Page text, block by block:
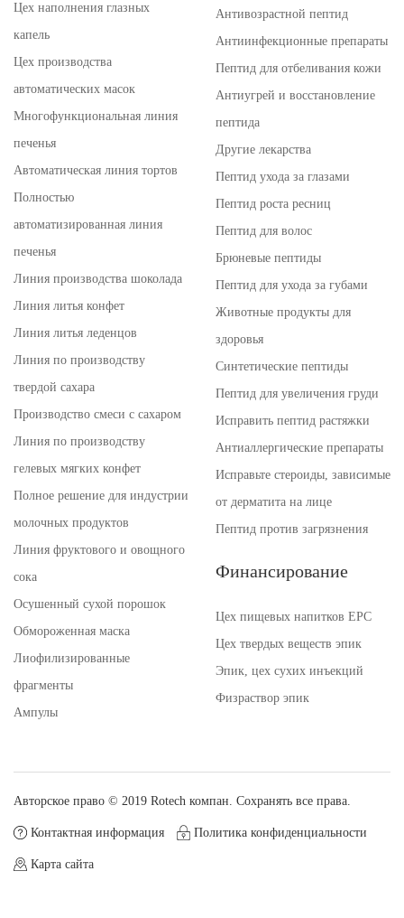
Цех наполнения глазных
капель
Цех производства
автоматических масок
Многофункциональная линия
печенья
Автоматическая линия тортов
Полностью
автоматизированная линия
печенья
Линия производства шоколада
Линия литья конфет
Линия литья леденцов
Линия по производству
твердой сахара
Производство смеси с сахаром
Линия по производству
гелевых мягких конфет
Полное решение для индустрии
молочных продуктов
Линия фруктового и овощного
сока
Осушенный сухой порошок
Обмороженная маска
Лиофилизированные
фрагменты
Ампулы
Антивозрастной пептид
Антиинфекционные препараты
Пептид для отбеливания кожи
Антиугрей и восстановление
пептида
Другие лекарства
Пептид ухода за глазами
Пептид роста ресниц
Пептид для волос
Брюневые пептиды
Пептид для ухода за губами
Животные продукты для
здоровья
Синтетические пептиды
Пептид для увеличения груди
Исправить пептид растяжки
Антиаллергические препараты
Исправьте стероиды, зависимые
от дерматита на лице
Пептид против загрязнения
Финансирование
Цех пищевых напитков EPC
Цех твердых веществ эпик
Эпик, цех сухих инъекций
Физраствор эпик
Авторское право © 2019 Rotech компан. Сохранять все права.
Контактная информация Политика конфиденциальности
Карта сайта